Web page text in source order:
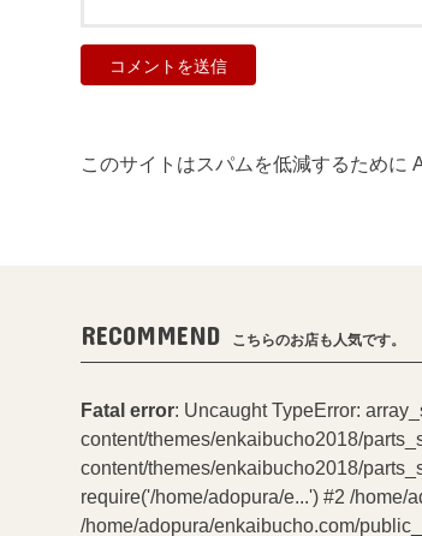
このサイトはスパムを低減するために
RECOMMEND こちらのお店も人気です。
Fatal error: Uncaught TypeError:
content/themes/enkaibucho2018/
content/themes/enkaibucho2018/
require('/home/adopura/e...') #2 /home/
/home/adopura/enkaibucho.com/